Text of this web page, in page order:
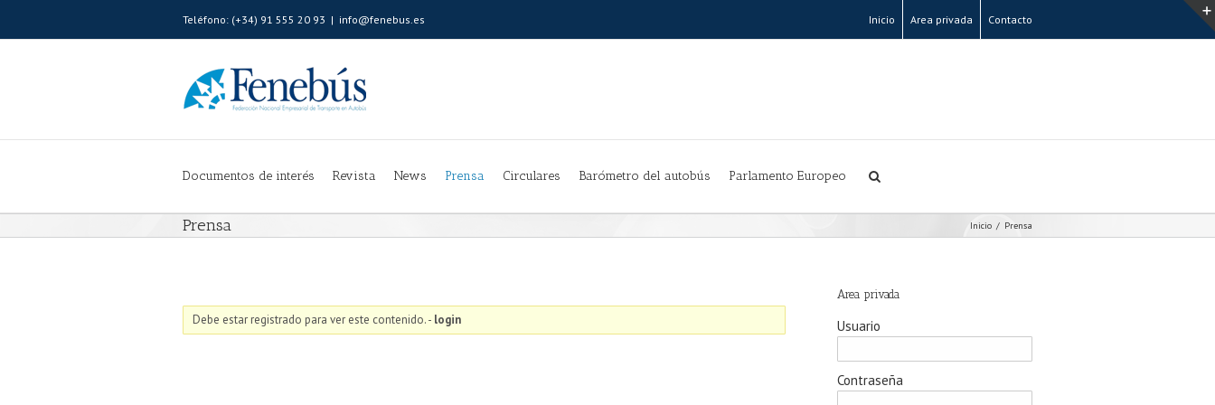
Teléfono: (+34) 91 555 20 93 | info@fenebus.es Inicio Area privada Contacto
Documentos de interés Revista News Prensa Circulares Barómetro del autobús Parlamento Europeo
Prensa Inicio Prensa
Debe estar registrado para ver este contenido. - login
Area privada
Usuario
Contraseña